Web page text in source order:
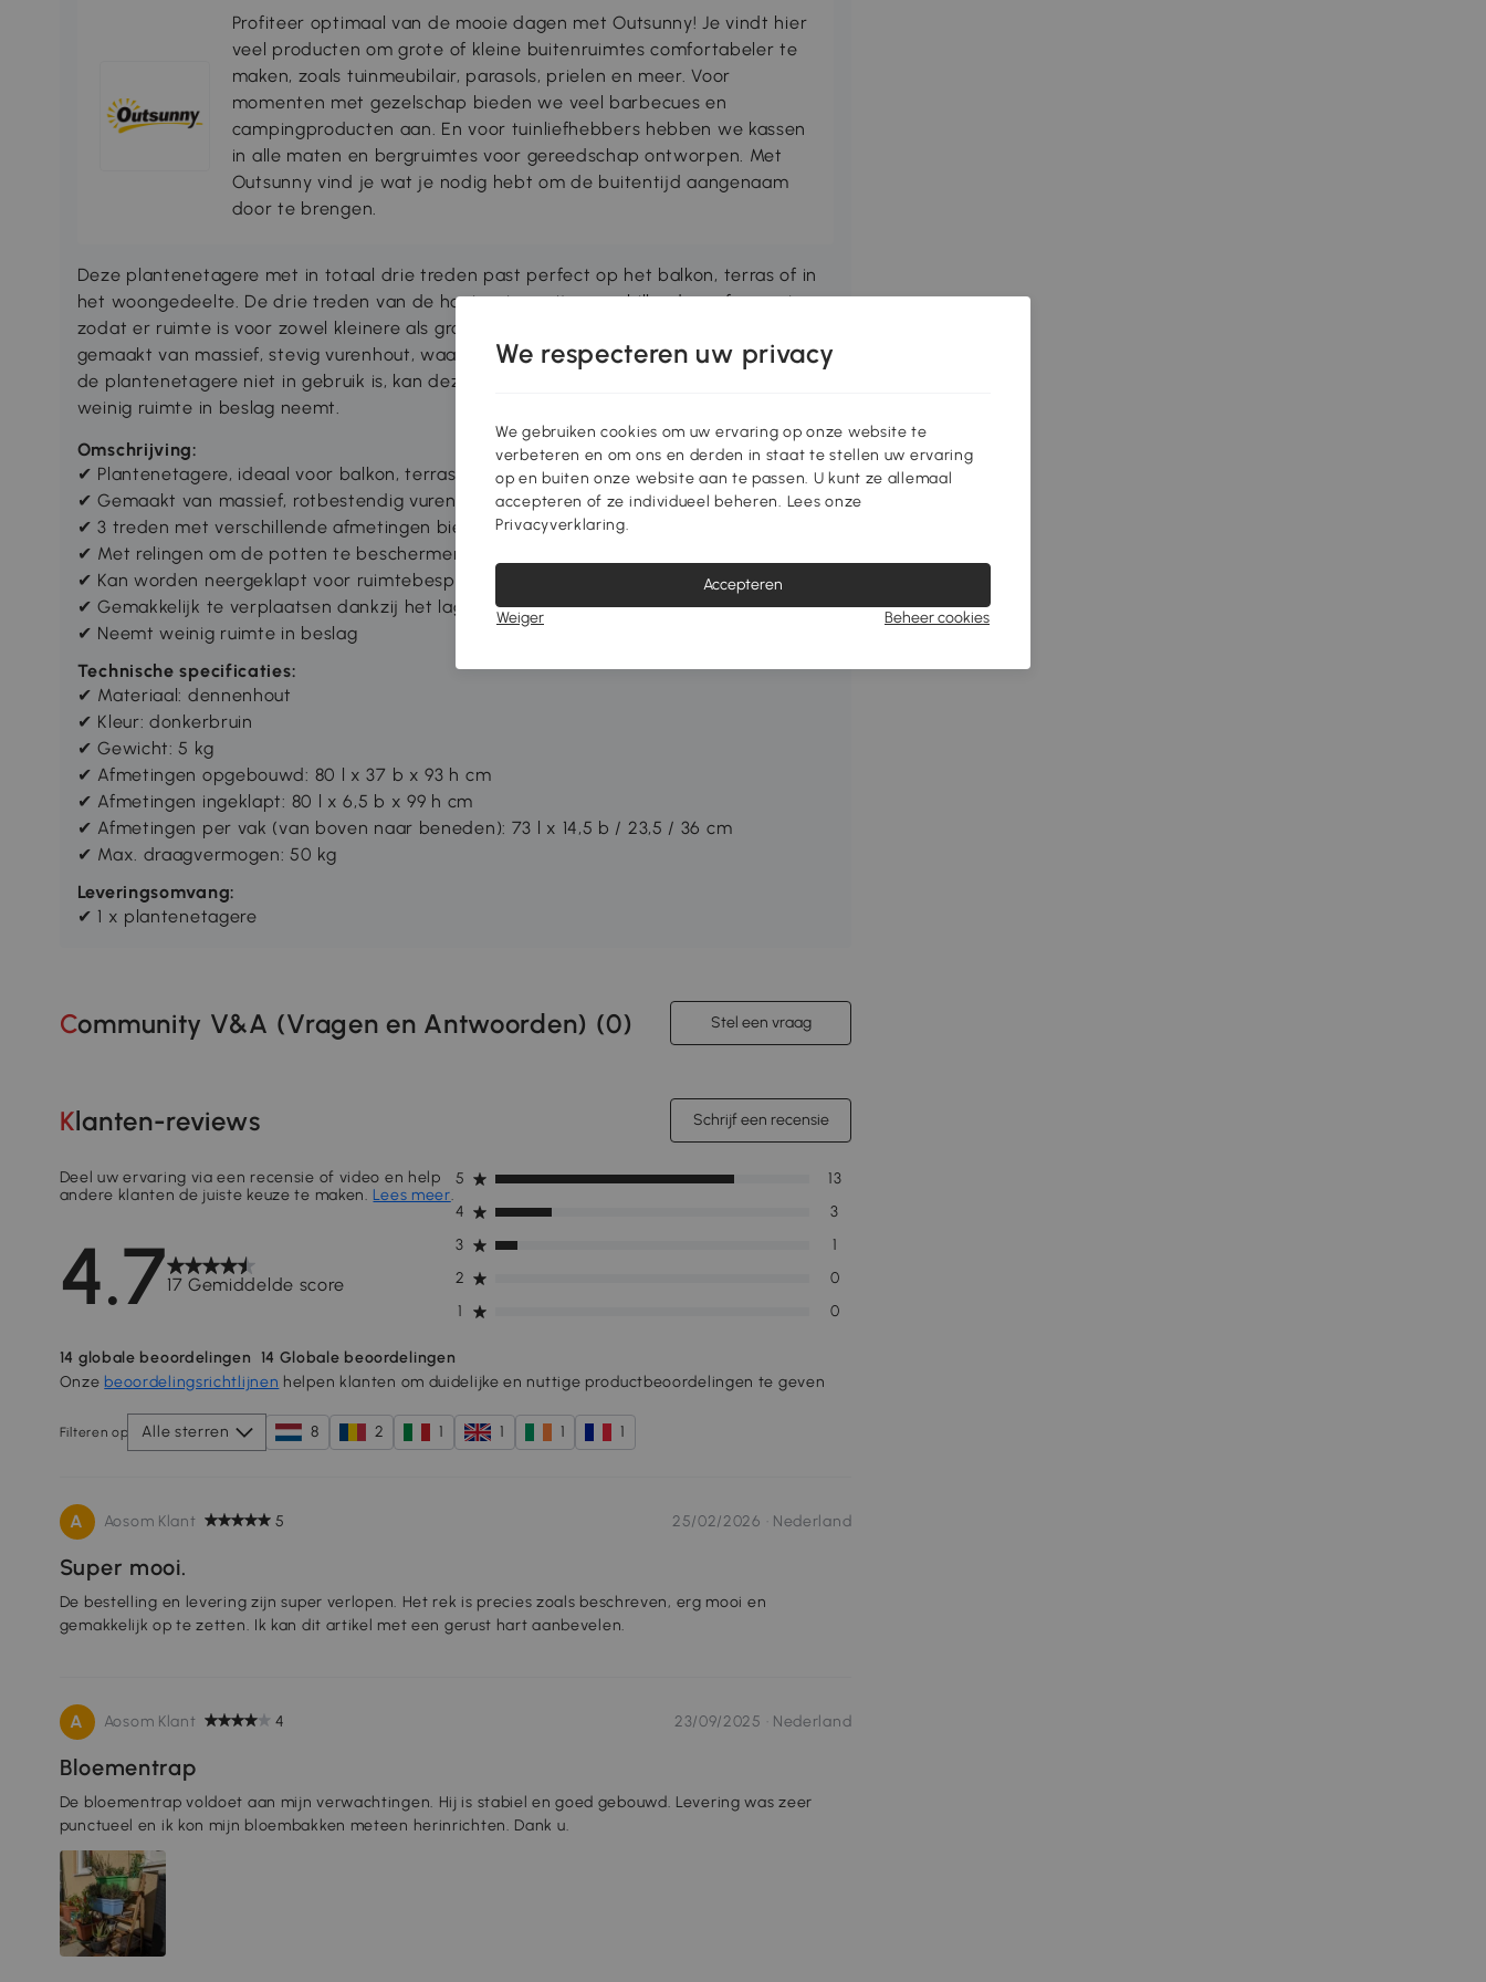
Profiteer optimaal van de mooie dagen met Outsunny! Je vindt hier
veel producten om grote of kleine buitenruimtes comfortabeler te
maken, zoals tuinmeubilair, parasols, prielen en meer. Voor
momenten met gezelschap bieden we veel barbecues en
campingproducten aan. En voor tuinliefhebbers hebben we kassen
in alle maten en bergruimtes voor gereedschap ontworpen. Met
Outsunny vind je wat je nodig hebt om de buitentijd aangenaam
door te brengen.
Deze plantenetagere met in totaal drie treden past perfect op het balkon, terras of in
het woongedeelte. De drie treden van de houten trap zijn verschillend van formaat,
zodat er ruimte is voor zowel kleinere als grotere bloempotten. Het bloemenrek is
gemaakt van massief, stevig vurenhout, waardoor het stabiel en duurzaam is. Wanneer
de plantenetagere niet in gebruik is, kan deze eenvoudig worden ingeklapt zodat het
weinig ruimte in beslag neemt.
Omschrijving:
✔ Plantenetagere, ideaal voor balkon, terras, woonkamer of entree
✔ Gemaakt van massief, rotbestendig vurenhout, stevigen stabiel
✔ 3 treden met verschillende afmetingen bieden voldoende ruimte
✔ Met relingen om de potten te beschermen tegen kantelen
✔ Kan worden neergeklapt voor ruimtebesparende opslag
✔ Gemakkelijk te verplaatsen dankzij het lage gewicht
✔ Neemt weinig ruimte in beslag
Technische specificaties:
✔ Materiaal: dennenhout
✔ Kleur: donkerbruin
✔ Gewicht: 5 kg
✔ Afmetingen opgebouwd: 80 l x 37 b x 93 h cm
✔ Afmetingen ingeklapt: 80 l x 6,5 b x 99 h cm
✔ Afmetingen per vak (van boven naar beneden): 73 l x 14,5 b / 23,5 / 36 cm
✔ Max. draagvermogen: 50 kg
Leveringsomvang:
✔ 1 x plantenetagere
Community V&A (Vragen en Antwoorden) (0) Stel een vraag
Klanten-reviews Schrijf een recensie
4.717 Gemiddelde score
Deel uw ervaring via een recensie of video en help
andere klanten de juiste keuze te maken. Lees meer.
1 0
2 0
3 1
4 3
5 13
14 globale beoordelingen 14 Globale beoordelingen
Onze beoordelingsrichtlijnen helpen klanten om duidelijke en nuttige productbeoordelingen te geven
Filteren op Alle sterren 8 2 1 1 1 1
A Aosom Klant 5 25/02/2026 · Nederland
Super mooi.
De bestelling en levering zijn super verlopen. Het rek is precies zoals beschreven, erg mooi en
gemakkelijk op te zetten. Ik kan dit artikel met een gerust hart aanbevelen.
A Aosom Klant 4 23/09/2025 · Nederland
Bloementrap
De bloementrap voldoet aan mijn verwachtingen. Hij is stabiel en goed gebouwd. Levering was zeer
punctueel en ik kon mijn bloembakken meteen herinrichten. Dank u.
We respecteren uw privacy
We gebruiken cookies om uw ervaring op onze website te
verbeteren en om ons en derden in staat te stellen uw ervaring
op en buiten onze website aan te passen. U kunt ze allemaal
accepteren of ze individueel beheren. Lees onze
Privacyverklaring.
Accepteren
Weiger
Beheer cookies